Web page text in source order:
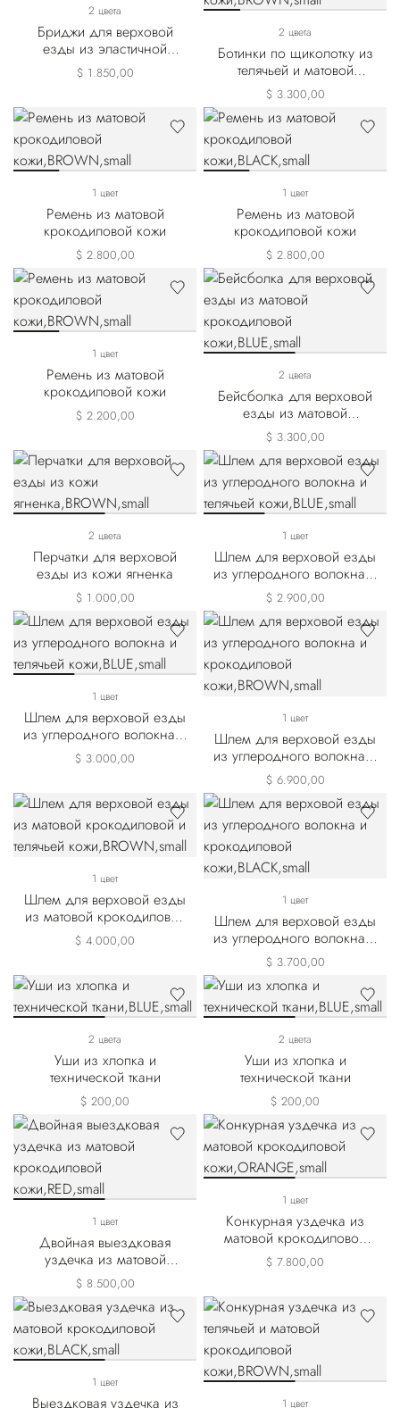
2 цвета
Бриджи для верховой
езды из эластичной
технической ткани
$ 1.850,00
2 цвета
Ботинки по щиколотку из
телячьей и матовой
крокодиловой кожи
$ 3.300,00
1 цвет
Ремень из матовой
крокодиловой кожи
$ 2.800,00
1 цвет
Ремень из матовой
крокодиловой кожи
$ 2.800,00
1 цвет
Ремень из матовой
крокодиловой кожи
$ 2.200,00
2 цвета
Бейсболка для верховой
езды из матовой
крокодиловой кожи
$ 3.300,00
2 цвета
Перчатки для верховой
езды из кожи ягненка
$ 1.000,00
1 цвет
Шлем для верховой езды
из углеродного волокна и
телячьей кожи
$ 2.900,00
1 цвет
Шлем для верховой езды
из углеродного волокна и
телячьей кожи
$ 3.000,00
1 цвет
Шлем для верховой езды
из углеродного волокна и
крокодиловой кожи
$ 6.900,00
1 цвет
Шлем для верховой езды
из матовой крокодиловой
и телячьей кожи
$ 4.000,00
1 цвет
Шлем для верховой езды
из углеродного волокна и
крокодиловой кожи
$ 3.700,00
2 цвета
Уши из хлопка и
технической ткани
$ 200,00
2 цвета
Уши из хлопка и
технической ткани
$ 200,00
1 цвет
Двойная выездковая
уздечка из матовой
крокодиловой кожи
$ 8.500,00
1 цвет
Конкурная уздечка из
матовой крокодиловой
кожи
$ 7.800,00
1 цвет
Выездковая уздечка из 1 цвет